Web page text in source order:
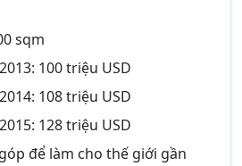
sqm
100 triệu USD
108 triệu USD
128 triệu USD
để làm cho thế giới gần